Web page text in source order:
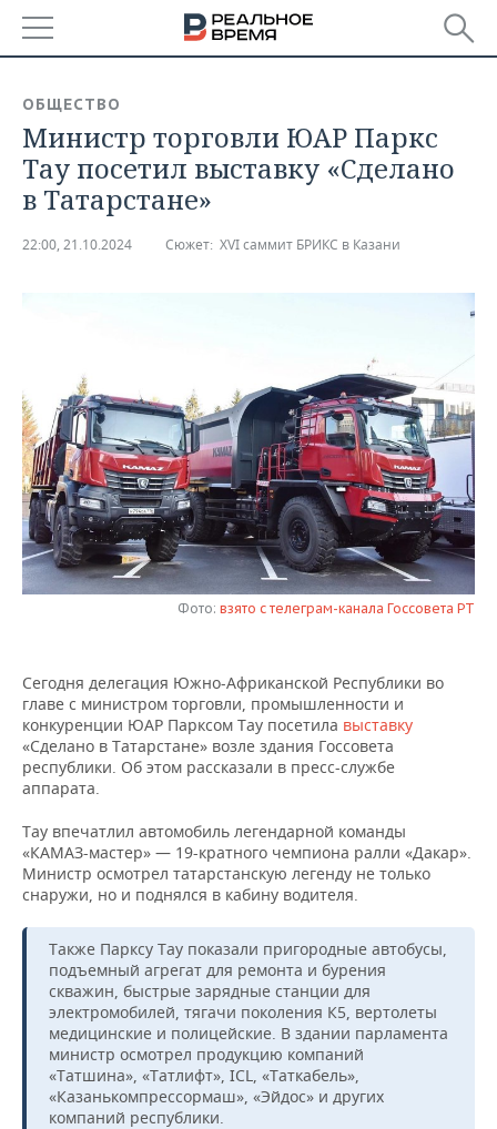
БАШКОРТОСТАН
ТАТАРСТАН
НОВОСТИ
АНАЛИТИКА
ВУЗЫ ТАТАРСТАНА
КОМУ ПРИНАДЛЕЖАТ
ТОРГОВЫЕ ЦЕНТРЫ
ТАТАРСТАНА
БАНКИ
БЮДЖЕТ
ИНВЕСТИЦИИ
АГРОПРОМ
МАШИНОСТРОЕНИЕ
НЕФТЕХИМИЯ
НЕФТЬ
НОВОСТИ НЕДВИЖИМОСТИ
НОВОСТИ АВТО
БИЗНЕС
НОВОСТИ БИЗНЕСА
РОЗНИЧНАЯ ТОРГОВЛЯ
ТРАНСПОРТ
ТЕХНОЛОГИИ
НОВОСТИ ТЕХНОЛОГИЙ
IT
ТЕЛЕКОММУНИКАЦИИ
МЕРОПРИЯТИЯ
НОВОСТИ МЕРОПРИЯТИЙ
БИЗНЕС-БРАНЧИ
ONLINE-КОНФЕРЕНЦИИ
ОТКРЫТАЯ ЛЕКЦИЯ
СПОРТ
ФУТБОЛ
ХОККЕЙ
БАСКЕТБОЛ
ВОЛЕЙБОЛ
КИБЕРСПОРТ
ФИГУРНОЕ КАТАНИЕ
ВОДНЫЕ ВИДЫ СПОРТА
ХОККЕЙ С МЯЧОМ
НОВОСТИ ОБЩЕСТВА
ВЛАСТЬ
ИНФРАСТРУКТУРА
ИСТОРИЯ
КУЛЬТУРА
МЕДИЦИНА
ОБРАЗОВАНИЕ
ПРОИСШЕСТВИЯ
ФОТОГАЛЕРЕЯ
СЮЖЕТЫ
СПРАВОЧНИК
СПИСОК ПЕРСОН
СПИСОК КОМПАНИЙ
ПОЛНАЯ ВЕРСИЯ
ОБЩЕСТВО
Министр торговли ЮАР Паркс
Тау посетил выставку «Сделано
в Татарстане»
22:00, 21.10.2024 Сюжет: XVI саммит БРИКС в Казани
Фото: взято с телеграм-канала Госсовета РТ
Сегодня делегация Южно-Африканской Республики во
главе с министром торговли, промышленности и
конкуренции ЮАР Парксом Тау посетила выставку
«Сделано в Татарстане» возле здания Госсовета
республики. Об этом рассказали в пресс-службе
аппарата.
Тау впечатлил автомобиль легендарной команды
«КАМАЗ-мастер» — 19-кратного чемпиона ралли «Дакар».
Министр осмотрел татарстанскую легенду не только
снаружи, но и поднялся в кабину водителя.
Также Парксу Тау показали пригородные автобусы,
подъемный агрегат для ремонта и бурения
скважин, быстрые зарядные станции для
электромобилей, тягачи поколения К5, вертолеты
медицинские и полицейские. В здании парламента
министр осмотрел продукцию компаний
«Татшина», «Татлифт», ICL, «Таткабель»,
«Казанькомпрессормаш», «Эйдос» и других
компаний республики.